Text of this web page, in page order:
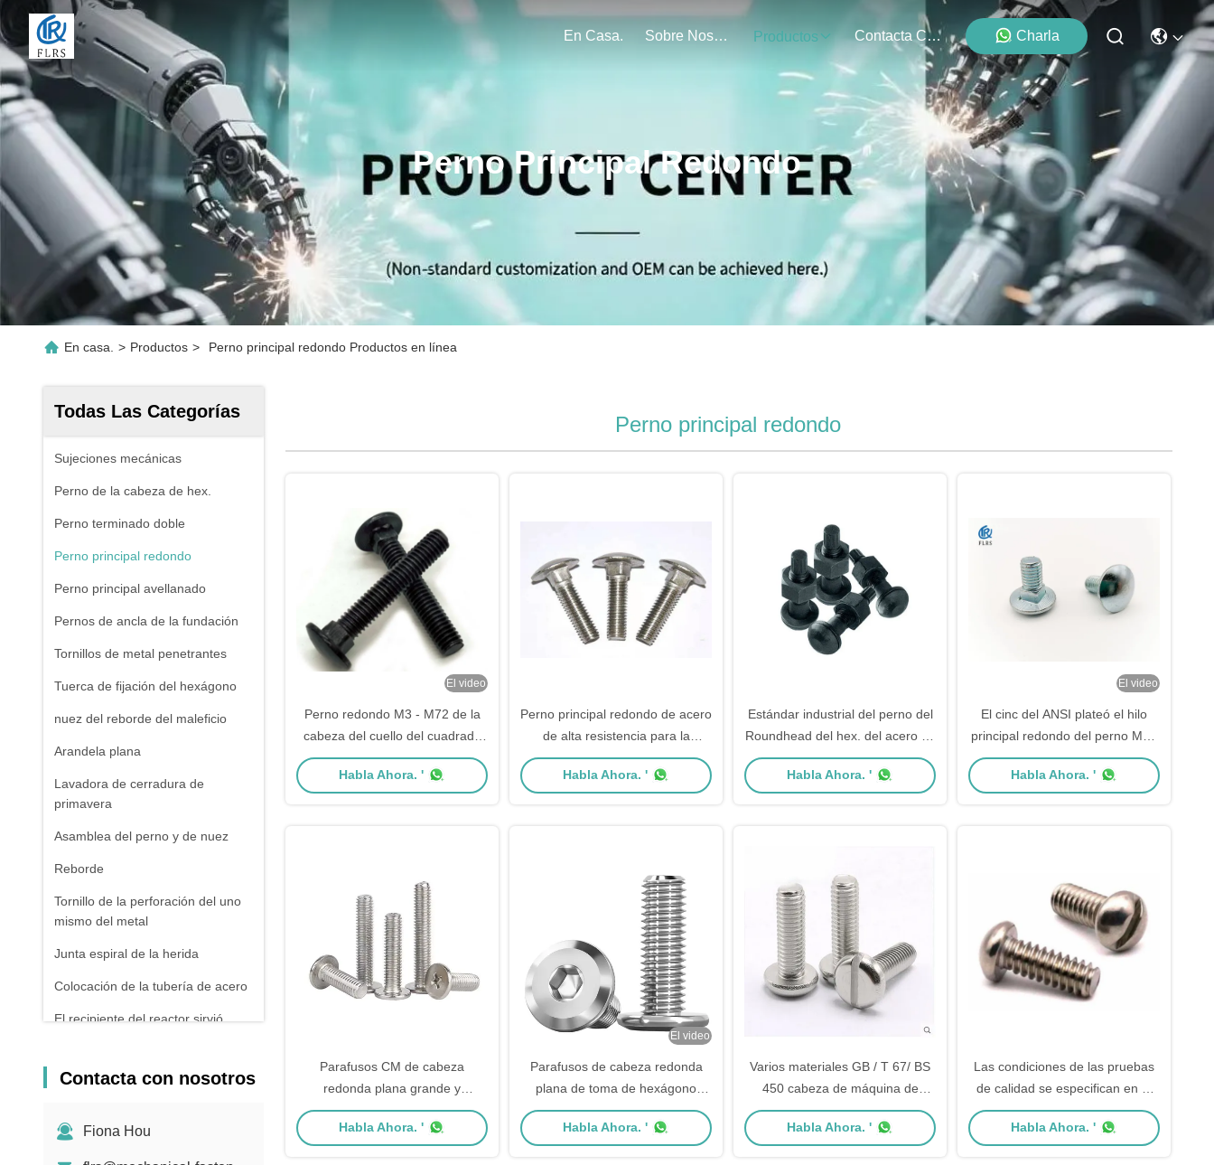
En Casa. Sobre Nosotros Productos Contacta Con Nosotros Charla
Perno Principal Redondo
En casa. > Productos > Perno principal redondo Productos en línea
Todas Las Categorías
Sujeciones mecánicas
Perno de la cabeza de hex.
Perno terminado doble
Perno principal redondo
Perno principal avellanado
Pernos de ancla de la fundación
Tornillos de metal penetrantes
Tuerca de fijación del hexágono
nuez del reborde del maleficio
Arandela plana
Lavadora de cerradura de
primavera
Asamblea del perno y de nuez
Reborde
Tornillo de la perforación del uno
mismo del metal
Junta espiral de la herida
Colocación de la tubería de acero
El recipiente del reactor sirvió
Tubería de acero inconsútil
Forja y bastidor
Contacta con nosotros
Fiona Hou
Perno principal redondo
El video
Perno redondo M3 - M72 de la
cabeza del cuello del cuadrado
con el llano/la superficie
negra/cinc plateada
Habla Ahora. '
Perno principal redondo de acero
de alta resistencia para la
máquina/la industria del
automóvil mecánicas
Habla Ahora. '
Estándar industrial del perno del
Roundhead del hex. del acero de
carbono/no estándar opcional
Habla Ahora. '
El video
El cinc del ANSI plateó el hilo
principal redondo del perno M20
BSW del cuello del cuadrado
Habla Ahora. '
Parafusos CM de cabeza
redonda plana grande y
recortada
Habla Ahora. '
El video
Parafusos de cabeza redonda
plana de toma de hexágono
grande
Habla Ahora. '
Varios materiales GB / T 67/ BS
450 cabeza de máquina de
cacerola con rosca BSW
Habla Ahora. '
Las condiciones de las pruebas
de calidad se especifican en el
anexo I.6.3/QJ2837 Cerrojo de
cabeza redonda con ranuras /
Habla Ahora. '